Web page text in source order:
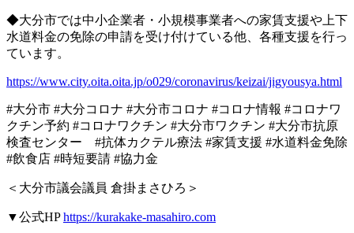
◆大分市では中小企業者・小規模事業者への家賃支援や上下
水道料金の免除の申請を受け付けている他、各種支援を行っ
ています。
https://www.city.oita.oita.jp/o029/coronavirus/keizai/jigyousya.html
#大分市 #大分コロナ #大分市コロナ #コロナ情報 #コロナワ
クチン予約 #コロナワクチン #大分市ワクチン #大分市抗原
検査センター #抗体カクテル療法 #家賃支援 #水道料金免除
#飲食店 #時短要請 #協力金
＜大分市議会議員 倉掛まさひろ＞
▼公式HP https://kurakake-masahiro.com